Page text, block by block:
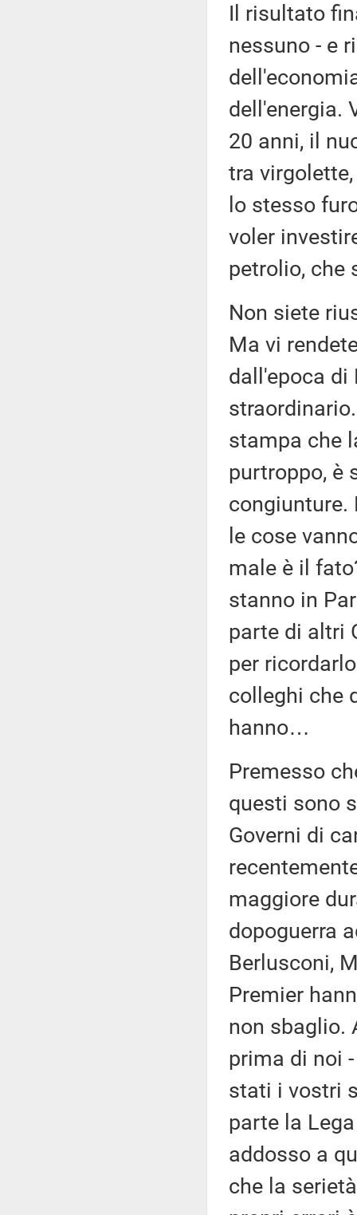
Il risultato
nessuno - e
dell'energia.
20 anni, il
tra
lo stesso
voler
petrolio, che
Non siete
Ma vi
dall'epoca di
stampa che
purtroppo, è
congiunture.
le cose
male è il
stanno in
parte di altri
per
colleghi che
hanno…
Premesso
questi sono
Governi di
maggiore
dopoguerra
Berlusconi,
Premier
non sbaglio.
prima di noi
stati i vostri
parte la
addosso a
che la